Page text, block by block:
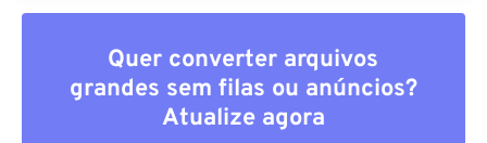
Quer converter arquivos
grandes sem filas ou anúncios?
Atualize agora